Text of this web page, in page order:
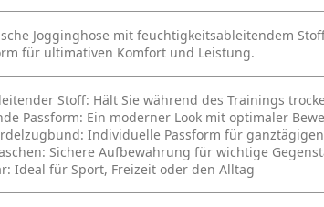
Jogginghose mit feuchtigkeitsableitendem
für ultimativen Komfort und Leistung.
Stoff: Hält Sie während des Trainings
Passform: Ein moderner Look mit optimaler
Individuelle Passform für
Sichere Aufbewahrung für wichtige
Ideal für Sport, Freizeit oder den Alltag